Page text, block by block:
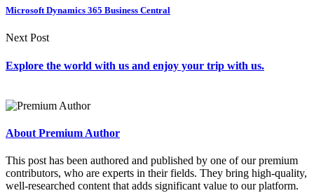
Microsoft Dynamics 365 Business Central
Next Post
Explore the world with us and enjoy your trip with us.
About Premium Author
This post has been authored and published by one of our premium
contributors, who are experts in their fields. They bring high-quality,
well-researched content that adds significant value to our platform.